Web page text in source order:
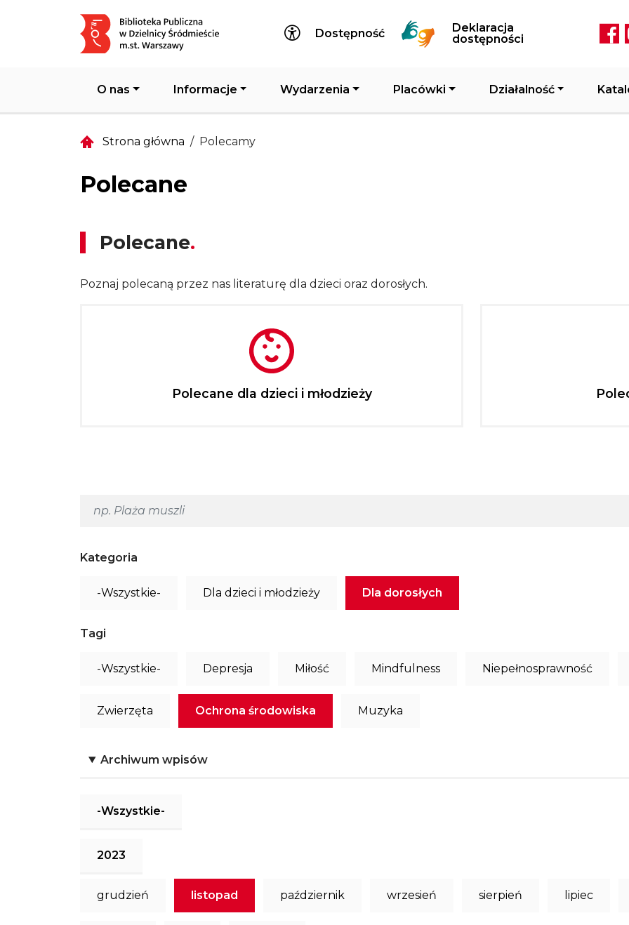
Dostępność
Deklaracja
dostępności
O nas Informacje Wydarzenia Placówki Działalność
Strona główna Polecamy
Polecane
Polecane
Poznaj polecaną przez nas literaturę dla dzieci oraz dorosłych.
Polecane dla dzieci i młodzieży
Kategoria
-Wszystkie- Dla dzieci i młodzieży Dla dorosłych
Tagi
-Wszystkie- Depresja Miłość Mindfulness Niepełnosprawność
Zwierzęta Ochrona środowiska Muzyka
Archiwum wpisów
-Wszystkie-
2023
grudzień listopad październik wrzesień sierpień lipiec